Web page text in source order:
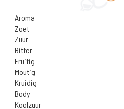
Aroma
Zoet
Zuur
Bitter
Fruitig
Moutig
Kruidig
Body
Koolzuur